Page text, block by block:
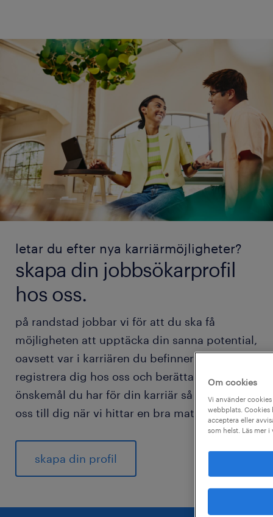
letar du efter nya karriärmöjligheter?
skapa din jobbsökarprofil
hos oss.
på randstad jobbar vi för att du ska få
möjligheten att upptäcka din sanna potential,
oavsett var i karriären du befinner dig.
registrera dig hos oss och berätta vilka
önskemål du har för din karriär så hör vi av
oss till dig när vi hittar en bra match för dig.
skapa din profil
Om cookies
Vi använder
webbplats. Cookies
acceptera eller
som helst. Läs mer i